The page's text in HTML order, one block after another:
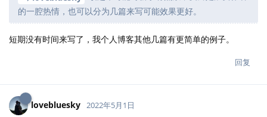
的一腔热情，也可以分为几篇来写可能效果更好。
短期没有时间来写了，我个人博客其他几篇有更简单的例子。
回复
lovebluesky 2022年5月1日